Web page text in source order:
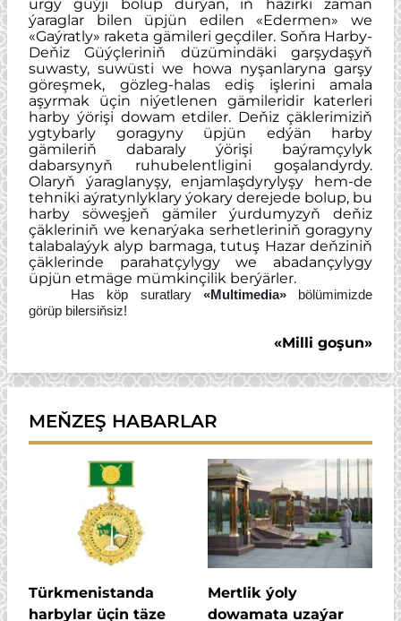
urgy güýji bolup durýan, iň häzirki zaman
ýaraglar bilen üpjün edilen «Edermen» we
«Gaýratly» raketa gämileri geçdiler. Soňra Harby-
Deňiz Güýçleriniň düzümindäki garşydaşyň
suwasty, suwüsti we howa nyşanlaryna garşy
göreşmek, gözleg-halas ediş işlerini amala
aşyrmak üçin niýetlenen gämileridir katerleri
harby ýörişi dowam etdiler. Deňiz çäklerimiziň
ygtybarly goragyny üpjün edýän harby
gämileriň dabaraly ýörişi baýramçylyk
dabarsynyň ruhubelentligini goşalandyrdy.
Olaryň ýaraglanyşy, enjamlaşdyrylyşy hem-de
tehniki aýratynlyklary ýokary derejede bolup, bu
harby söweşjeň gämiler ýurdumyzyň deňiz
çäkleriniň we kenarýaka serhetleriniň goragyny
talabalaýyk alyp barmaga, tutuş Hazar deňziniň
çäklerinde parahatçylygy we abadançylygy
üpjün etmäge mümkinçilik berýärler.
Has köp suratlary «Multimedia»bölümimizde
görüp bilersiňsiz!
«Milli goşun»
MEŇZEŞ HABARLAR
Türkmenistanda
harbylar üçin täze
Mertlik ýoly
dowamata uzaýar